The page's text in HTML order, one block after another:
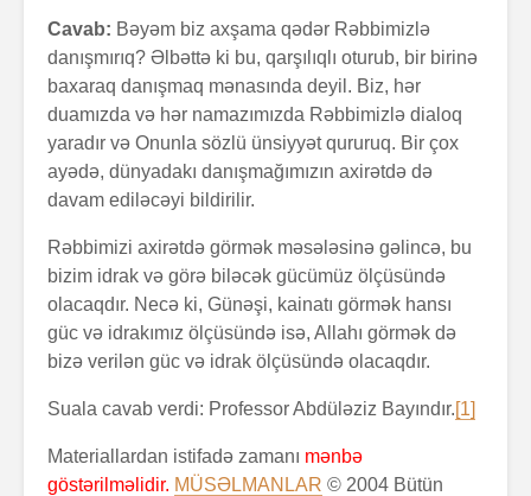
Cavab: Bəyəm biz axşama qədər Rəbbimizlə
danışmırıq? Əlbəttə ki bu, qarşılıqlı oturub, bir birinə
baxaraq danışmaq mənasında deyil. Biz, hər
duamızda və hər namazımızda Rəbbimizlə dialoq
yaradır və Onunla sözlü ünsiyyət qururuq. Bir çox
ayədə, dünyadakı danışmağımızın axirətdə də
davam ediləcəyi bildirilir.
Rəbbimizi axirətdə görmək məsələsinə gəlincə, bu
bizim idrak və görə biləcək gücümüz ölçüsündə
olacaqdır. Necə ki, Günəşi, kainatı görmək hansı
güc və idrakımız ölçüsündə isə, Allahı görmək də
bizə verilən güc və idrak ölçüsündə olacaqdır.
Suala cavab verdi: Professor Abdüləziz Bayındır.[1]
Materiallardan istifadə zamanı mənbə
göstərilməlidir. MÜSƏLMANLAR © 2004 Bütün